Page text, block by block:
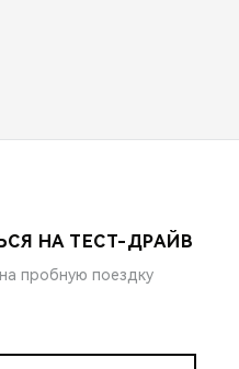
НА ТЕСТ-ДРАЙВ
пробную поездку